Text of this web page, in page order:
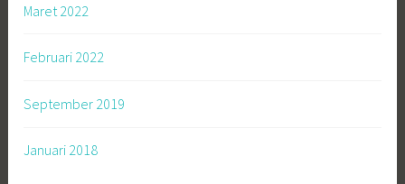
Maret 2022
Februari 2022
September 2019
Januari 2018